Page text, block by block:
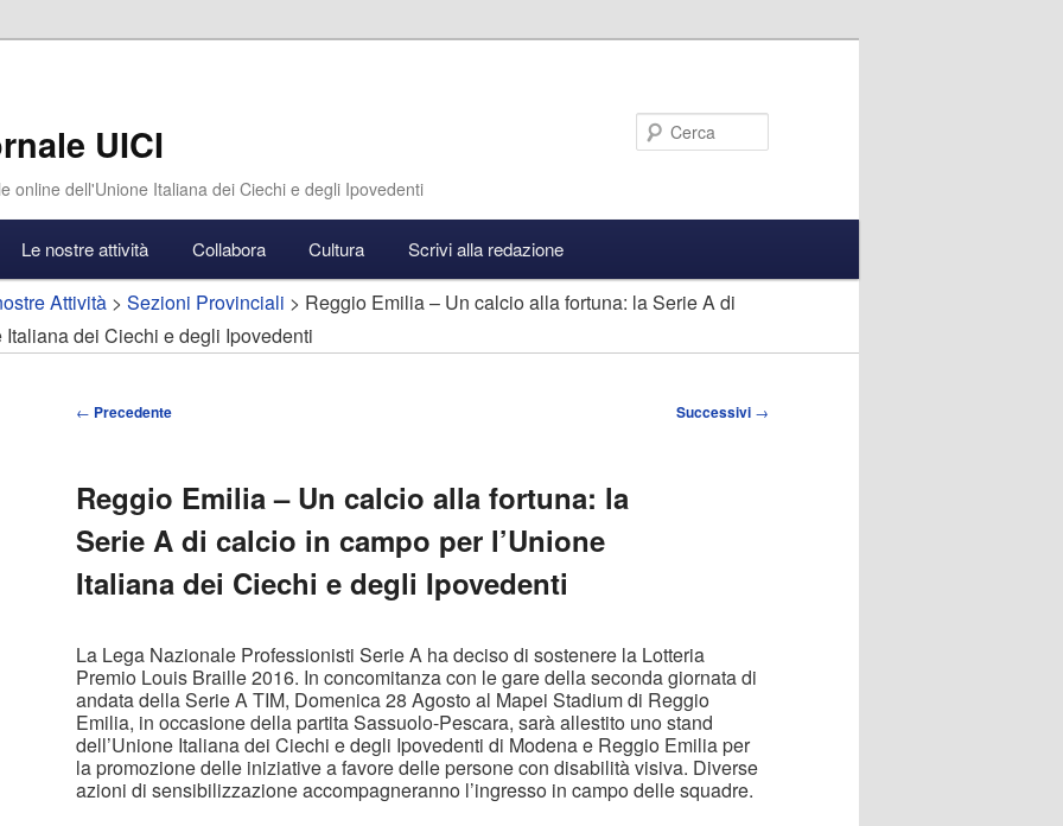
UICI
online dell'Unione Italiana dei Ciechi e degli Ipovedenti
Le nostre attività Collabora Cultura Scrivi alla redazione
Attività > Sezioni Provinciali > Reggio Emilia – Un calcio alla fortuna: la Serie A di
dei Ciechi e degli Ipovedenti
Navigazione
← Precedente Successivi →
Reggio Emilia – Un calcio alla fortuna: la
Serie A di calcio in campo per l’Unione
Italiana dei Ciechi e degli Ipovedenti
La Lega Nazionale Professionisti Serie A ha deciso di sostenere la Lotteria
Premio Louis Braille 2016. In concomitanza con le gare della seconda giornata di
andata della Serie A TIM, Domenica 28 Agosto al Mapei Stadium di Reggio
Emilia, in occasione della partita Sassuolo-Pescara, sarà allestito uno stand
dell’Unione Italiana dei Ciechi e degli Ipovedenti di Modena e Reggio Emilia per
la promozione delle iniziative a favore delle persone con disabilità visiva. Diverse
azioni di sensibilizzazione accompagneranno l’ingresso in campo delle squadre.